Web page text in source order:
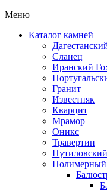
Меню
Каталог камней
Сланец
Иранский
Гранит
Известняк
Кварцит
Мрамор
Оникс
Травертин
Полимерный